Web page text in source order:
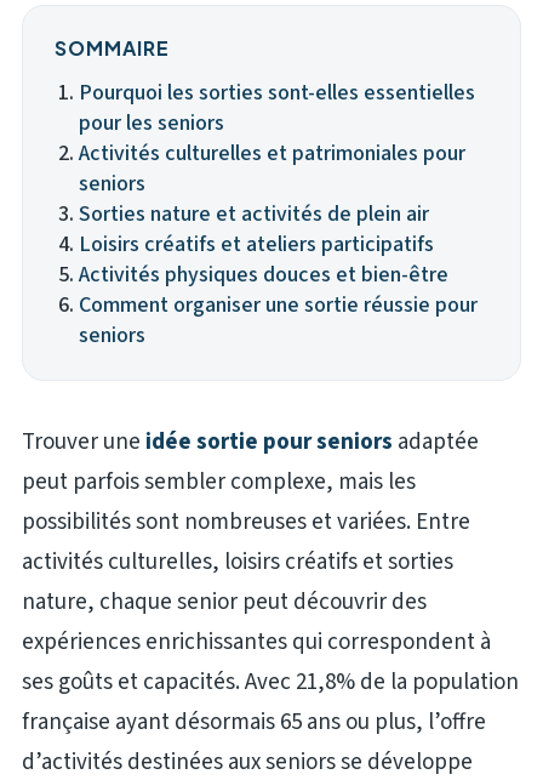
SOMMAIRE
Pourquoi les sorties sont-elles essentielles
pour les seniors
Activités culturelles et patrimoniales pour
seniors
Sorties nature et activités de plein air
Loisirs créatifs et ateliers participatifs
Activités physiques douces et bien-être
Comment organiser une sortie réussie pour
seniors
Trouver une idée sortie pour seniors adaptée
peut parfois sembler complexe, mais les
possibilités sont nombreuses et variées. Entre
activités culturelles, loisirs créatifs et sorties
nature, chaque senior peut découvrir des
expériences enrichissantes qui correspondent à
ses goûts et capacités. Avec 21,8% de la population
française ayant désormais 65 ans ou plus, l’offre
d’activités destinées aux seniors se développe